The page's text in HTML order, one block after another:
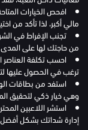
افحص الخيارات
مالي أكبر، لذا تأكد من
تجنب الإفراط في
من حاجتك لها على
احسب تكلفة
ترغب في الحصول عليها
استفد من بطاقات
وهي خيار ذكي لتحقيق
استشر اللاعبين
إدارة شداتك بشكل